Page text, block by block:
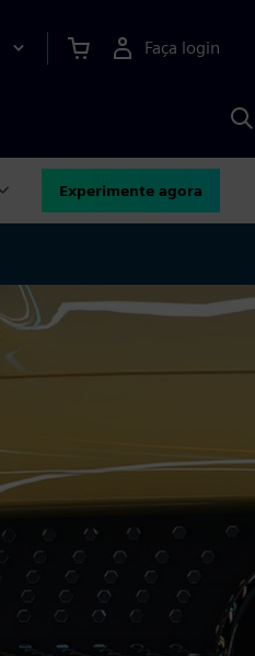
Faça login
Experimente agora